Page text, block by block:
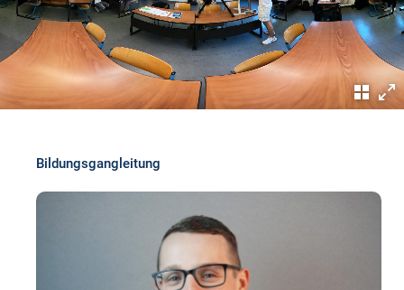
Bildungsgangleitung